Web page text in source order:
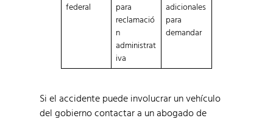
federal
para
reclamació
n
administrat
iva
adicionales
para
demandar
Si el accidente puede involucrar un vehículo
del gobierno contactar a un abogado de